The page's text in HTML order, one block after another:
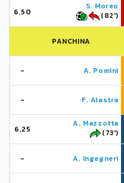
6,50
S. Moreo
(82')
PANCHINA
- A. Pomini
- F. Alastra
6,25
A. Mazzotta
(73')
- A. Ingegneri